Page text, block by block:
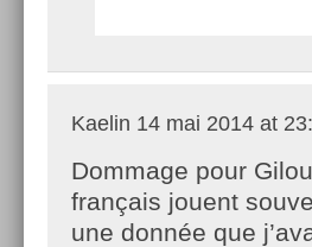
Kaelin 14 mai 2014 at
Dommage pour
français jouent
une donnée que